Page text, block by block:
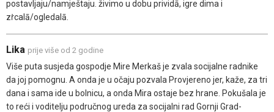
postavljaju/namještaju. živimo u dobu prividā, igre dima i
zṙcalā/ogledalā.
Lika prije više od 2 godine
Više puta susjeda gospodje Mire Merkaš je zvala socijalne radnike
da joj pomognu. A onda je u očaju pozvala Provjereno jer, kaže, za tri
dana i sama ide u bolnicu, a onda Mira ostaje bez hrane. Pokušala je
to reći i voditelju područnog ureda za socijalni rad Gornji Grad-